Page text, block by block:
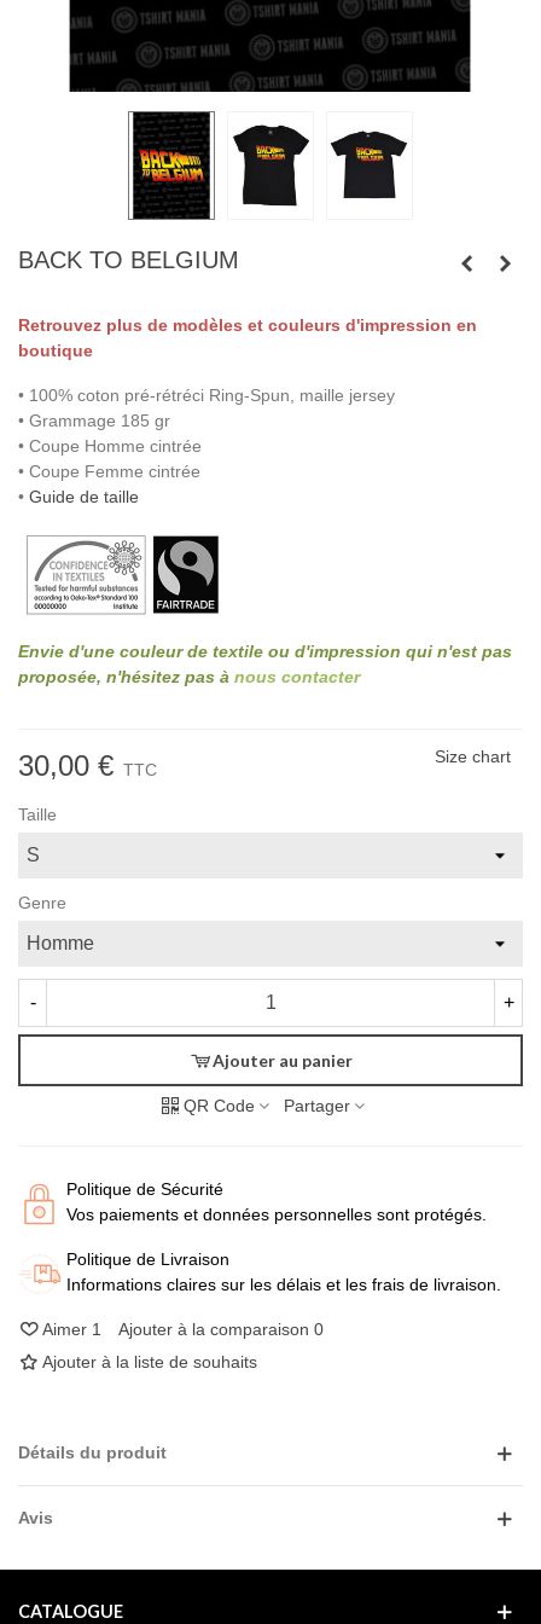
BACK TO BELGIUM
Retrouvez plus de modèles et couleurs d'impression en
boutique
• 100% coton pré-rétréci Ring-Spun, maille jersey
• Grammage 185 gr
• Coupe Homme cintrée
• Coupe Femme cintrée
• Guide de taille
Envie d'une couleur de textile ou d'impression qui n'est pas
proposée, n'hésitez pas à nous contacter
30,00 € TTC
Size chart
Taille
Genre
- +
Ajouter au panier
QR Code Partager
Politique de Sécurité
Vos paiements et données personnelles sont protégés.
Politique de Livraison
Informations claires sur les délais et les frais de livraison.
Aimer 1 Ajouter à la comparaison 0
Ajouter à la liste de souhaits
Détails du produit
Avis
CATALOGUE